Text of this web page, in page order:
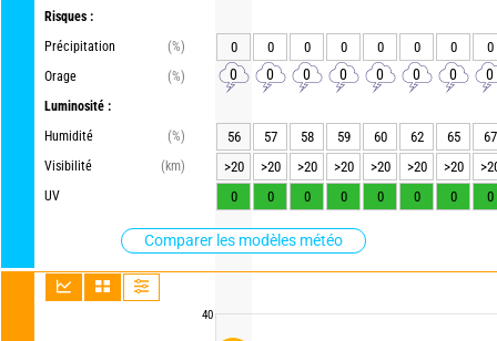
Risques :
Précipitation
(%)
Orage
(%)
Luminosité :
Humidité
(%)
Visibilité
(km)
UV
Comparer les modèles météo
40
0 0 0 0 0 0 0 0
0 0 0 0 0 0 0 0
56 57 58 59 60 62 65
67
>20
>20 >20 >20 >20 >20 >20
0
0 0 0 0 0 0 0